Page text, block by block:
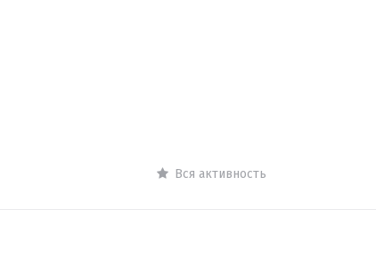
Вся активность